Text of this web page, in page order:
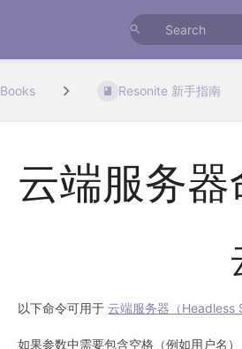
Books Resonite 新手指南
云端服务
以下命令可用于云端服务器（Headless
如果参数中需要包含空格（例如用户名）